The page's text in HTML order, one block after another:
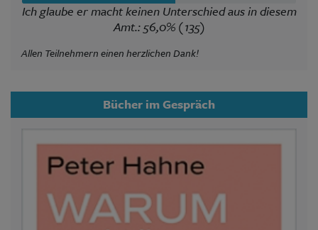
Ich glaube er macht keinen Unterschied aus in diesem
Amt.: 56,0% (135)
Allen Teilnehmern einen herzlichen Dank!
Bücher im Gespräch